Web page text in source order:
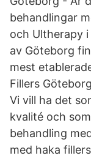
behandlingar
och Ultherapy
av Göteborg
mest
Fillers
Vi vill ha det
kvalité och
behandling
med haka